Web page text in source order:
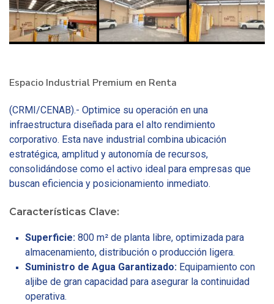
Espacio Industrial Premium en Renta
(CRMI/CENAB).- Optimice su operación en una
infraestructura diseñada para el alto rendimiento
corporativo. Esta nave industrial combina ubicación
estratégica, amplitud y autonomía de recursos,
consolidándose como el activo ideal para empresas que
buscan eficiencia y posicionamiento inmediato.
Características Clave:
Superficie: 800 m² de planta libre, optimizada para
almacenamiento, distribución o producción ligera.
Suministro de Agua Garantizado: Equipamiento con
aljibe de gran capacidad para asegurar la continuidad
operativa.